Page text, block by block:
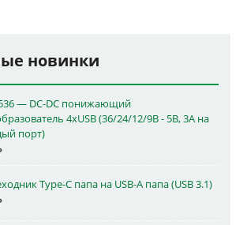
новинки
— DC-DC понижающий
4xUSB (36/24/12/9В - 5В, 3А на
порт)
Type-C папа на USB-A папа (USB 3.1)